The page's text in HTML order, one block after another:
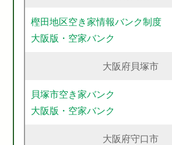
樫田地区空き家情報バンク制度
大阪版・空家バンク
大阪府貝塚市
貝塚市空き家バンク
大阪版・空家バンク
大阪府守口市